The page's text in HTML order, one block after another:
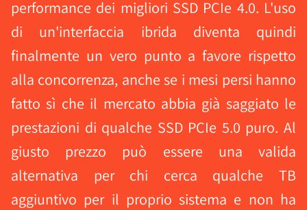
performance dei migliori SSD PCIe 4.0. L'uso
di un'interfaccia ibrida diventa quindi
finalmente un vero punto a favore rispetto
alla concorrenza, anche se i mesi persi hanno
fatto sì che il mercato abbia già saggiato le
prestazioni di qualche SSD PCIe 5.0 puro. Al
giusto prezzo può essere una valida
alternativa per chi cerca qualche TB
aggiuntivo per il proprio sistema e non ha